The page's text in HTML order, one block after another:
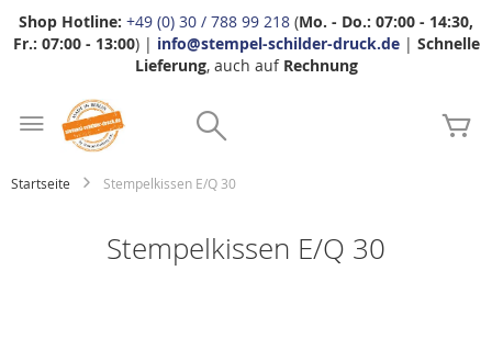
Shop Hotline: +49 (0) 30 / 788 99 218 (Mo. - Do.: 07:00 - 14:30,
Fr.: 07:00 - 13:00) | info@stempel-schilder-druck.de| Schnelle
Lieferung, auch auf Rechnung
Startseite Stempelkissen E/Q 30
Stempelkissen E/Q 30